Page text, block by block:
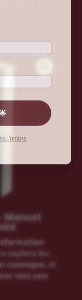
Manuel
explore les
cosmique, et
vers une
l'ombre